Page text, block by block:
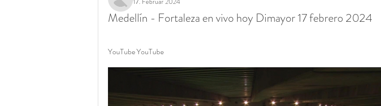
Medellín - Fortaleza en vivo hoy Dimayor 17 febrero 2024
YouTube YouTube